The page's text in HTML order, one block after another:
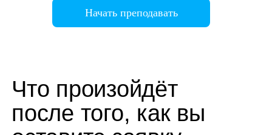
Начать преподавать